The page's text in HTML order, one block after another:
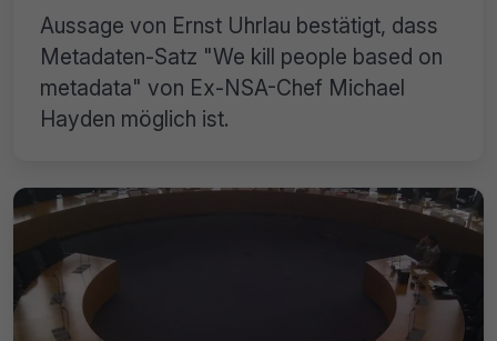
Aussage von Ernst Uhrlau bestätigt, dass
Metadaten-Satz "We kill people based on
metadata" von Ex-NSA-Chef Michael
Hayden möglich ist.